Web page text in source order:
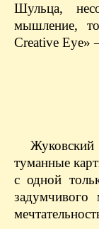
Шульца,
мышление,
Creative Eye»
Жуковский
туманные
с одной